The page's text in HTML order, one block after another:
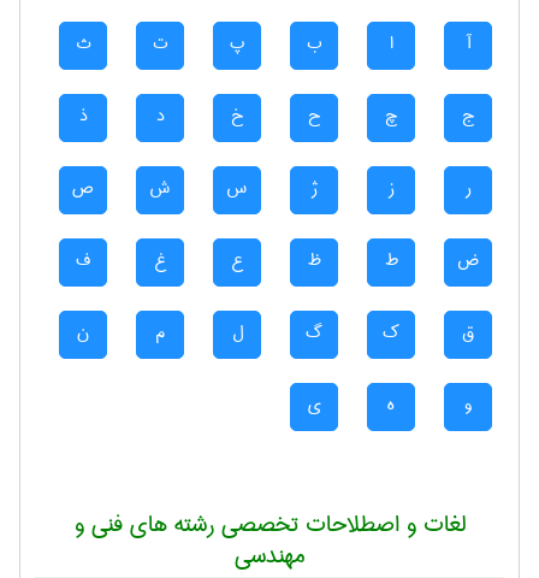
آ ا ب پ ت ث
ج چ ح خ د ذ
ر ز ژ س ش ص
ض ط ظ ع غ ف
ق ک گ ل م ن
و ه ی
لغات و اصطلاحات تخصصی رشته های فنی و
مهندسی